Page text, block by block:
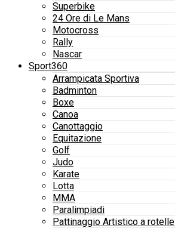
Superbike
24 Ore di Le Mans
Motocross
Rally
Nascar
Sport360
Arrampicata Sportiva
Badminton
Boxe
Canoa
Canottaggio
Equitazione
Golf
Judo
Karate
Lotta
MMA
Paralimpiadi
Pattinaggio Artistico a rotelle